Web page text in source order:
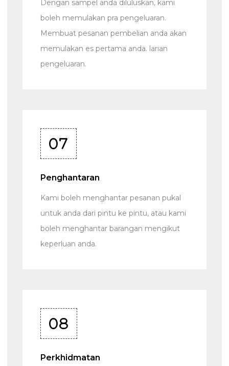
Dengan sampel anda diluluskan, kami
boleh memulakan pra pengeluaran.
Membuat pesanan pembelian anda akan
memulakan es pertama anda. larian
pengeluaran.
07
Penghantaran
Kami boleh menghantar pesanan pukal
untuk anda dari pintu ke pintu, atau kami
boleh menghantar barangan mengikut
keperluan anda.
08
Perkhidmatan